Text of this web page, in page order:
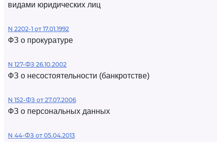
видами юридических лиц
N 2202-1 от 17.01.1992
ФЗ о прокуратуре
N 127-ФЗ 26.10.2002
ФЗ о несостоятельности (банкротстве)
N 152-ФЗ от 27.07.2006
ФЗ о персональных данных
N 44-ФЗ от 05.04.2013